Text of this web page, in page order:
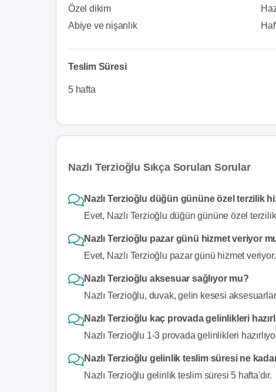
Özel dikim
Abiye ve nişanlık
Teslim Süresi
5 hafta
Nazlı Terzioğlu Sıkça Sorulan Sorular
Nazlı Terzioğlu düğün gününe özel terzilik
Evet, Nazlı Terzioğlu düğün gününe özel
Nazlı Terzioğlu pazar günü hizmet veriyor
Evet, Nazlı Terzioğlu pazar günü hizmet veriyor.
Nazlı Terzioğlu aksesuar sağlıyor mu?
Nazlı Terzioğlu, duvak, gelin kesesi
Nazlı Terzioğlu kaç provada gelinlikleri
Nazlı Terzioğlu 1-3 provada gelinlikleri
Nazlı Terzioğlu gelinlik teslim süresi ne
Nazlı Terzioğlu gelinlik teslim süresi 5 hafta'dır.